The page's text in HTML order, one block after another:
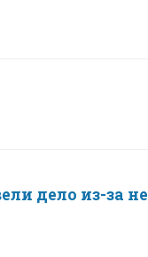
дело из-за не